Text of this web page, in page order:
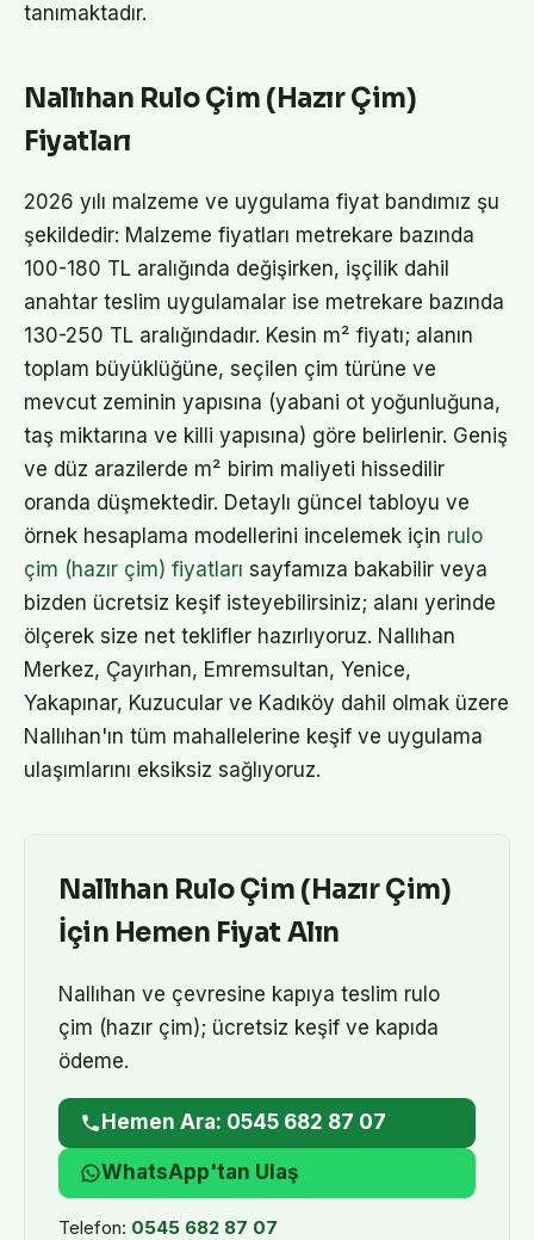
tanımaktadır.
Nallıhan Rulo Çim (Hazır Çim)
Fiyatları
2026 yılı malzeme ve uygulama fiyat bandımız şu
şekildedir: Malzeme fiyatları metrekare bazında
100-180 TL aralığında değişirken, işçilik dahil
anahtar teslim uygulamalar ise metrekare bazında
130-250 TL aralığındadır. Kesin m² fiyatı; alanın
toplam büyüklüğüne, seçilen çim türüne ve
mevcut zeminin yapısına (yabani ot yoğunluğuna,
taş miktarına ve killi yapısına) göre belirlenir. Geniş
ve düz arazilerde m² birim maliyeti hissedilir
oranda düşmektedir. Detaylı güncel tabloyu ve
örnek hesaplama modellerini incelemek için rulo
çim (hazır çim) fiyatları sayfamıza bakabilir veya
bizden ücretsiz keşif isteyebilirsiniz; alanı yerinde
ölçerek size net teklifler hazırlıyoruz. Nallıhan
Merkez, Çayırhan, Emremsultan, Yenice,
Yakapınar, Kuzucular ve Kadıköy dahil olmak üzere
Nallıhan'ın tüm mahallelerine keşif ve uygulama
ulaşımlarını eksiksiz sağlıyoruz.
Nallıhan Rulo Çim (Hazır Çim)
İçin Hemen Fiyat Alın
Nallıhan ve çevresine kapıya teslim rulo
çim (hazır çim); ücretsiz keşif ve kapıda
ödeme.
Hemen Ara: 0545 682 87 07
WhatsApp'tan Ulaş
Telefon: 0545 682 87 07